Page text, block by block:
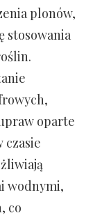
plonów,
stosowania
oparte
czasie
wodnymi,
co